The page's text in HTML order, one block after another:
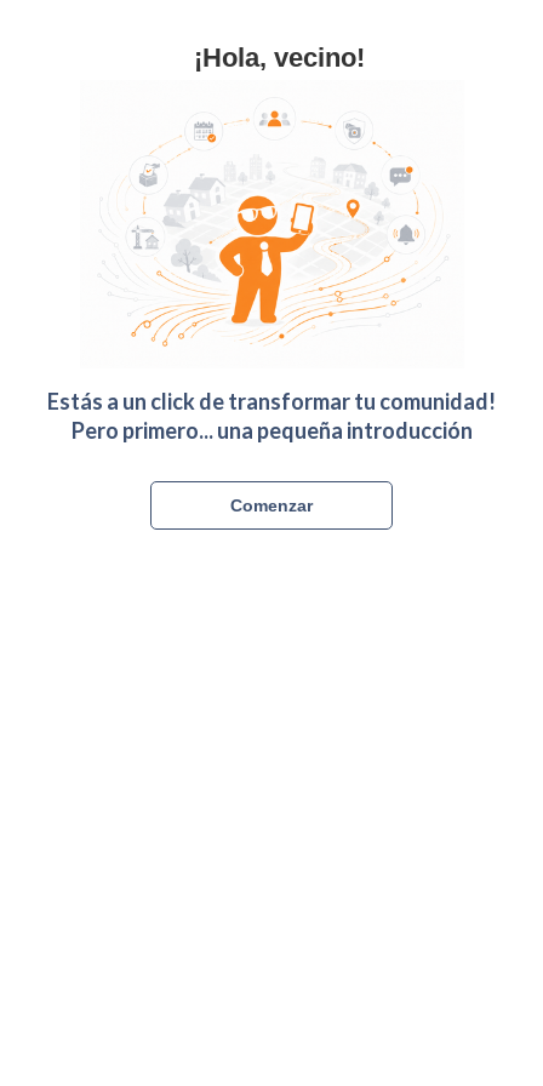
¡Hola, vecino!
Estás a un click de transformar tu comunidad!
Pero primero... una pequeña introducción
Comenzar